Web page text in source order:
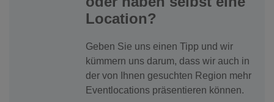
Location?
Geben Sie uns einen Tipp und wir
kümmern uns darum, dass wir auch in
der von Ihnen gesuchten Region mehr
Eventlocations präsentieren können.